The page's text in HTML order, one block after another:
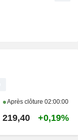
Après clôture 02:00:00
219,40 +0,19%